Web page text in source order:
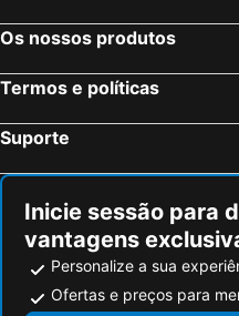
Os nossos produtos
Termos e políticas
Suporte
Inicie sessão para
vantagens
Personalize a sua
Ofertas e preços para